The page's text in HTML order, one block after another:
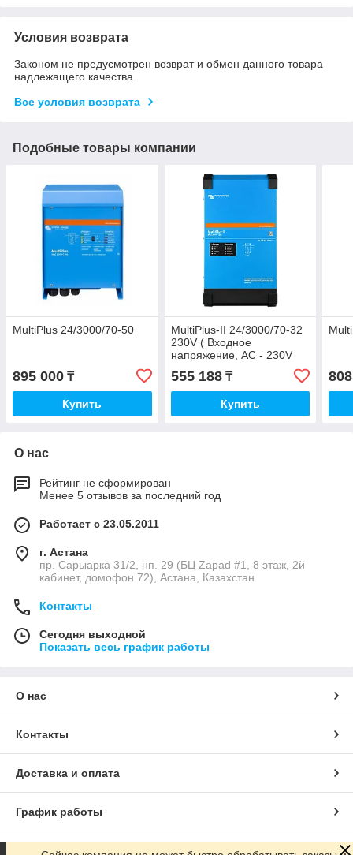
Условия возврата
Законом не предусмотрен возврат и обмен данного товара
надлежащего качества
Все условия возврата
Подобные товары компании
MultiPlus 24/3000/70-50
895 000 ₸
Купить
MultiPlus-II 24/3000/70-32
230V ( Входное
напряжение, AC - 230V
Sinewave, Выходное
напряжение, DC - 24,
555 188₸
Купить
О нас
Рейтинг не сформирован
Менее 5 отзывов за последний год
Работает с 23.05.2011
г. Астана
пр. Сарыарка 31/2, нп. 29 (БЦ Zapad #1, 8 этаж, 2й
кабинет, домофон 72), Астана, Казахстан
Контакты
Сегодня выходной
Показать весь график работы
О нас
Контакты
Доставка и оплата
График работы
Полная версия сайта